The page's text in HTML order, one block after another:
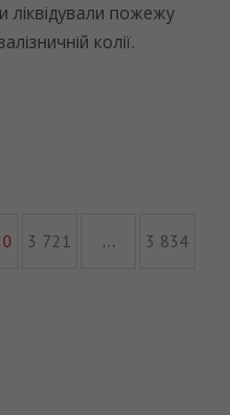
ліквідували пожежу
колії.
3 721 … 3 834